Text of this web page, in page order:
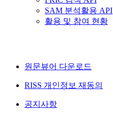
SAM 분석활용 API
활용 및 참여 현황
원문뷰어 다운로드
RISS 개인정보 재동의
공지사항